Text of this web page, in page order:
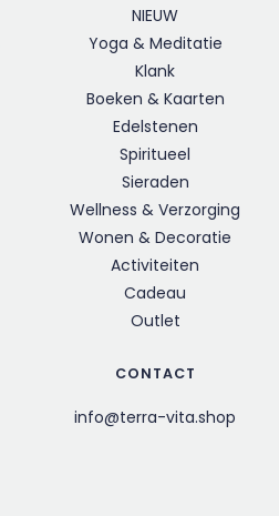
NIEUW
Yoga & Meditatie
Klank
Boeken & Kaarten
Edelstenen
Spiritueel
Sieraden
Wellness & Verzorging
Wonen & Decoratie
Activiteiten
Cadeau
Outlet
CONTACT
info@terra-vita.shop